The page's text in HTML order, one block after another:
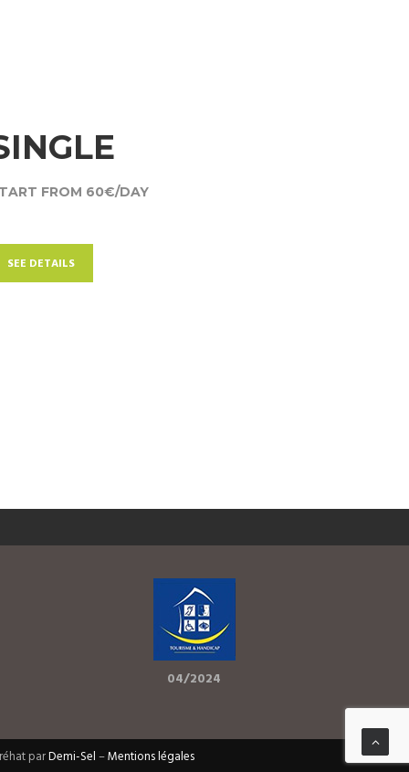
FROM 60€/DAY
SEE DETAILS
04/2024
parDemi-Sel–Mentions légales